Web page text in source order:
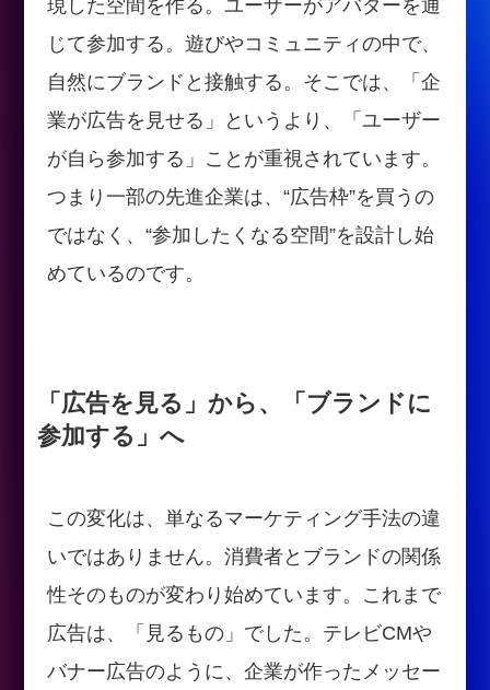
現した空間を作る。ユーザーがアバターを通
じて参加する。遊びやコミュニティの中で、
自然にブランドと接触する。そこでは、「企
業が広告を見せる」というより、「ユーザー
が自ら参加する」ことが重視されています。
つまり一部の先進企業は、“広告枠”を買うの
ではなく、“参加したくなる空間”を設計し始
めているのです。
「広告を見る」から、「ブランドに
参加する」へ
この変化は、単なるマーケティング手法の違
いではありません。消費者とブランドの関係
性そのものが変わり始めています。これまで
広告は、「見るもの」でした。テレビCMや
バナー広告のように、企業が作ったメッセー